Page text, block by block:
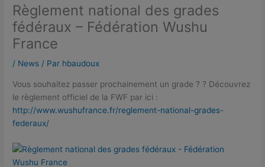
Règlement national des grades
fédéraux – Fédération Wushu
France
/ News / Par hbaudoux
Vous souhaitez passer prochainement un grade ? ? Découvrez
le règlement officiel de la FWF par ici :
http://www.wushufrance.fr/reglement-national-grades-
federaux/